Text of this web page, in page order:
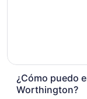
¿Cómo puedo
Worthington?